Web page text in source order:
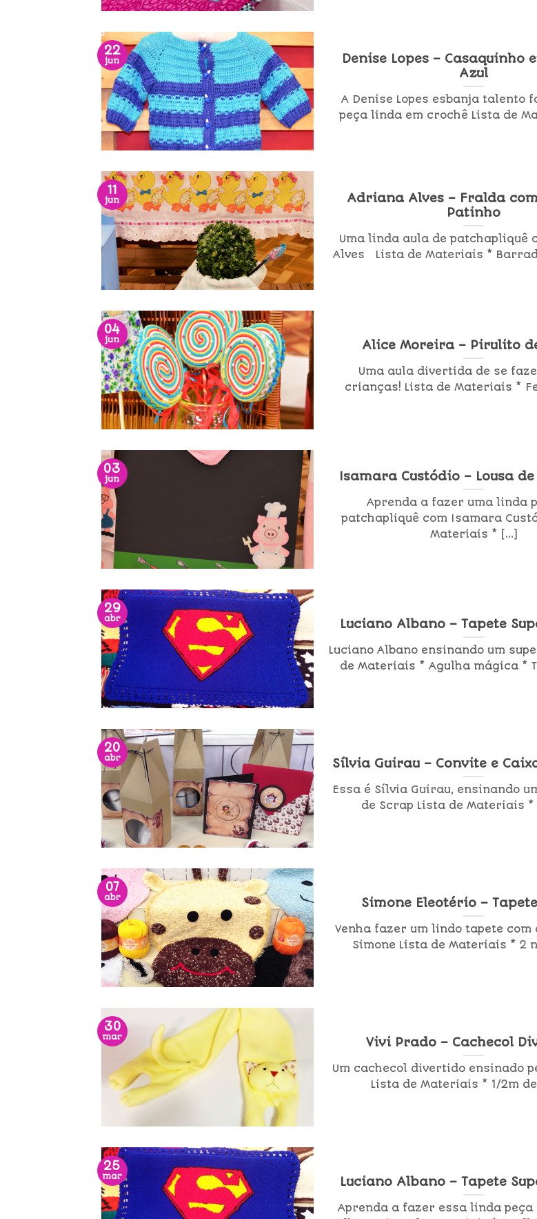
Denise Lopes – Casaquinho
Azul
A Denise Lopes esbanja talento
peça linda em crochê Lista de
22
jun
Adriana Alves – Fralda
Patinho
Uma linda aula de patchapliquê
Alves Lista de Materiais *
11
jun
Alice Moreira – Pirulito
Uma aula divertida de se
crianças! Lista de Materiais *
04
jun
Isamara Custódio – Lousa
Aprenda a fazer uma linda
patchapliquê com Isamara
Materiais * [...]
03
jun
Luciano Albano – Tapete
Luciano Albano ensinando um
de Materiais * Agulha mágica *
29
abr
Sílvia Guirau – Convite e
Essa é Sílvia Guirau, ensinando
de Scrap Lista de Materiais *
20
abr
Simone Eleotério –
Venha fazer um lindo tapete
Simone Lista de Materiais * 2
07
abr
Vivi Prado – Cachecol
Um cachecol divertido ensinado
Lista de Materiais * 1/2m
30
mar
Luciano Albano – Tapete
Aprenda a fazer essa linda peça
25
mar